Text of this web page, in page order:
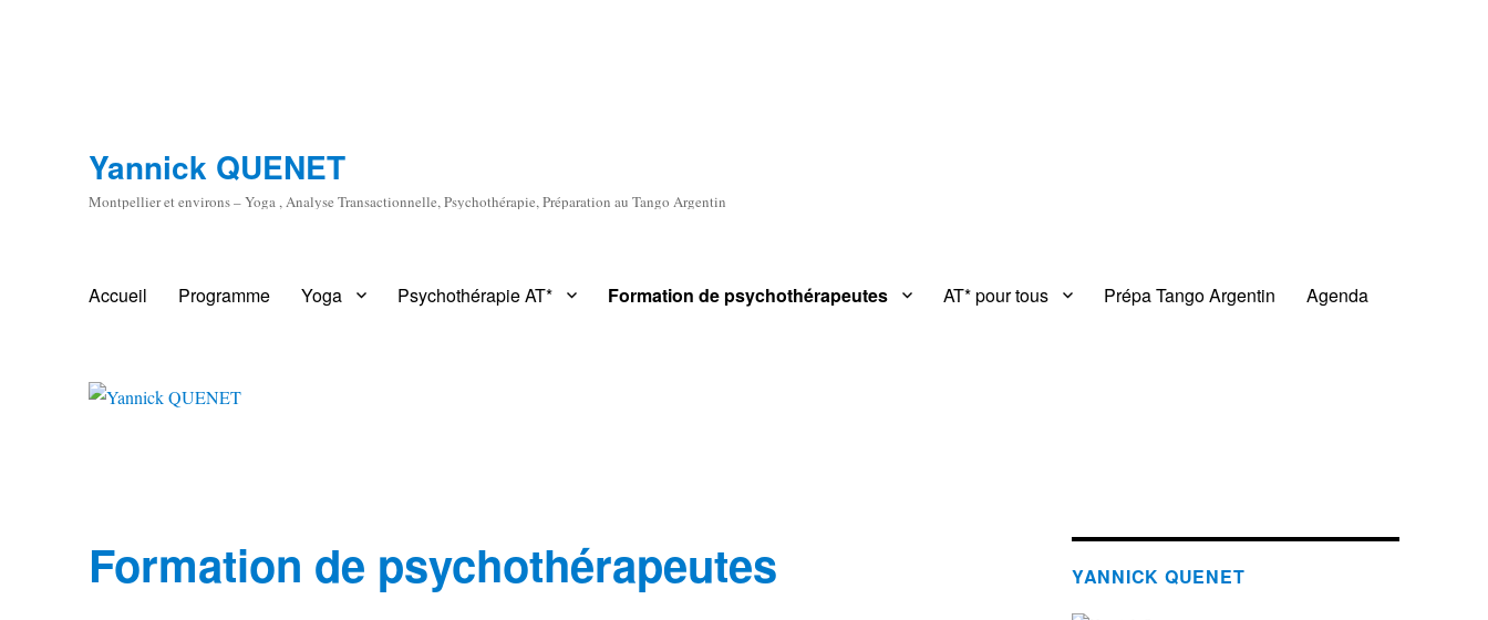
Yannick QUENET
Montpellier et environs – Yoga , Analyse Transactionnelle, Psychothérapie, Préparation au Tango Argentin
Accueil Programme Yoga Psychothérapie AT* Formation de psychothérapeutes AT* pour tous Prépa Tango Argentin Agenda
Formation de psychothérapeutes YANNICK QUENET